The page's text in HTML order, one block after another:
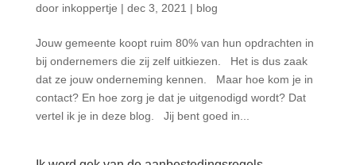
door inkoppertje | dec 3, 2021 | blog
Jouw gemeente koopt ruim 80% van hun opdrachten in
bij ondernemers die zij zelf uitkiezen. Het is dus zaak
dat ze jouw onderneming kennen. Maar hoe kom je in
contact? En hoe zorg je dat je uitgenodigd wordt? Dat
vertel ik je in deze blog. Jij bent goed in...